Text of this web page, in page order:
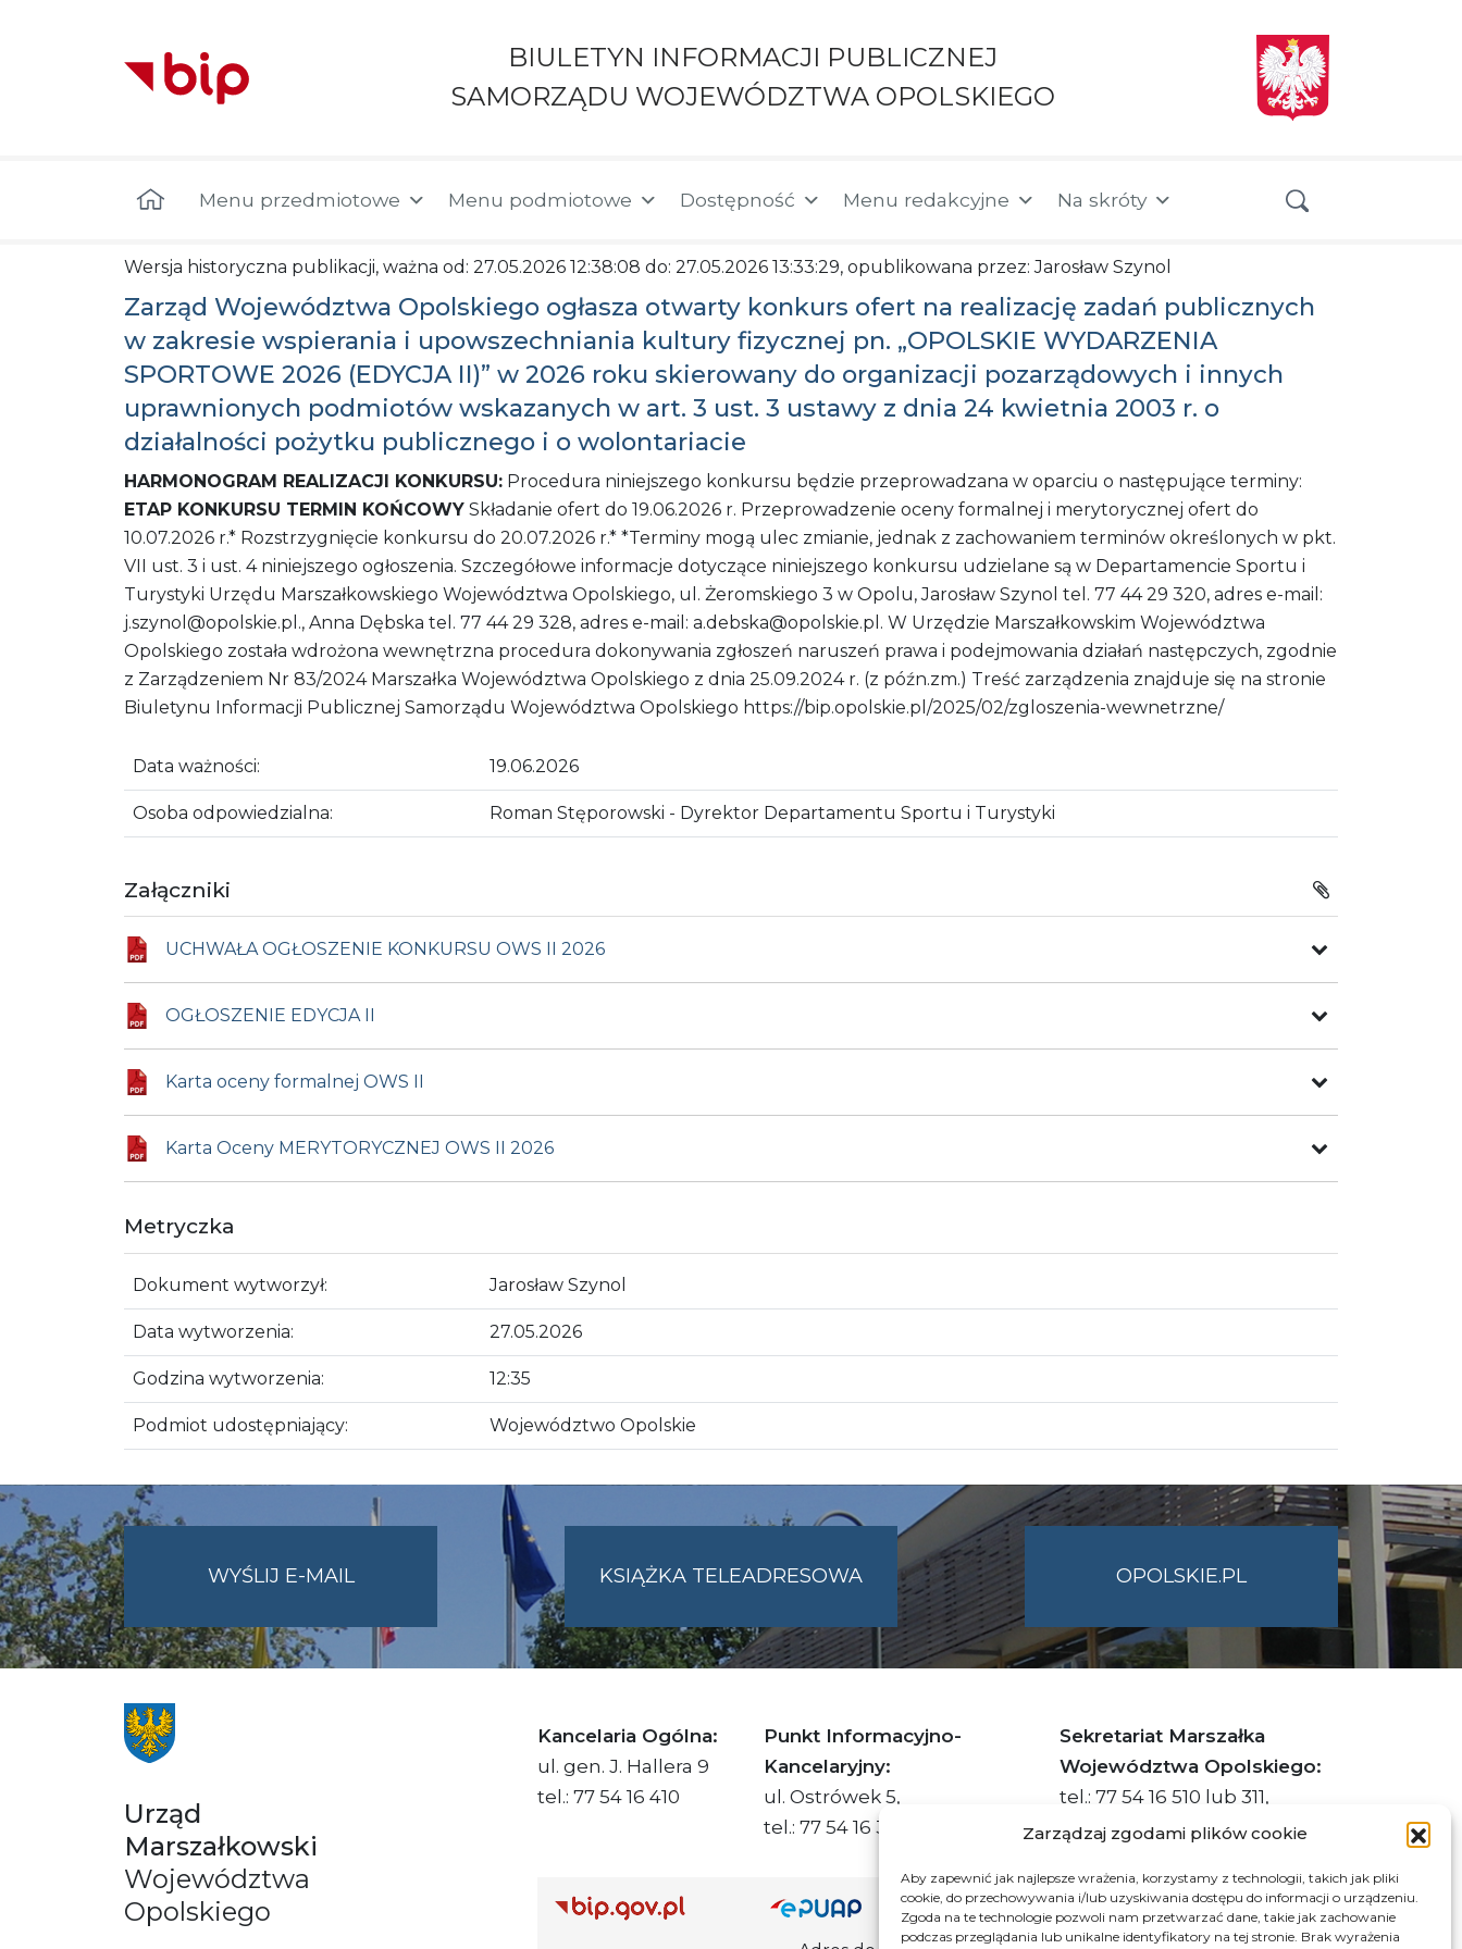
Zarządzaj zgodami plików cookie
Aby zapewnić jak najlepsze wrażenia, korzystamy z technologii, takich jak pliki
cookie, do przechowywania i/lub uzyskiwania dostępu do informacji o urządzeniu.
Zgoda na te technologie pozwoli nam przetwarzać dane, takie jak zachowanie
podczas przeglądania lub unikalne identyfikatory na tej stronie. Brak wyrażenia
BIULETYN INFORMACJI PUBLICZNEJ
SAMORZĄDU WOJEWÓDZTWA OPOLSKIEGO
Menu przedmiotowe Menu podmiotowe Dostępność Menu redakcyjne Na skróty
Wersja historyczna publikacji, ważna od: 27.05.2026 12:38:08 do: 27.05.2026 13:33:29, opublikowana przez: Jarosław Szynol
Zarząd Województwa Opolskiego ogłasza otwarty konkurs ofert na realizację zadań publicznych
w zakresie wspierania i upowszechniania kultury fizycznej pn. „OPOLSKIE WYDARZENIA
SPORTOWE 2026 (EDYCJA II)” w 2026 roku skierowany do organizacji pozarządowych i innych
uprawnionych podmiotów wskazanych w art. 3 ust. 3 ustawy z dnia 24 kwietnia 2003 r. o
działalności pożytku publicznego i o wolontariacie
HARMONOGRAM REALIZACJI KONKURSU: Procedura niniejszego konkursu będzie przeprowadzana w oparciu o następujące terminy:
ETAP KONKURSU TERMIN KOŃCOWY Składanie ofert do 19.06.2026 r. Przeprowadzenie oceny formalnej i merytorycznej ofert do
10.07.2026 r.* Rozstrzygnięcie konkursu do 20.07.2026 r.* *Terminy mogą ulec zmianie, jednak z zachowaniem terminów określonych w pkt.
VII ust. 3 i ust. 4 niniejszego ogłoszenia. Szczegółowe informacje dotyczące niniejszego konkursu udzielane są w Departamencie Sportu i
Turystyki Urzędu Marszałkowskiego Województwa Opolskiego, ul. Żeromskiego 3 w Opolu, Jarosław Szynol tel. 77 44 29 320, adres e-mail:
j.szynol@opolskie.pl., Anna Dębska tel. 77 44 29 328, adres e-mail: a.debska@opolskie.pl. W Urzędzie Marszałkowskim Województwa
Opolskiego została wdrożona wewnętrzna procedura dokonywania zgłoszeń naruszeń prawa i podejmowania działań następczych, zgodnie
z Zarządzeniem Nr 83/2024 Marszałka Województwa Opolskiego z dnia 25.09.2024 r. (z późn.zm.) Treść zarządzenia znajduje się na stronie
Biuletynu Informacji Publicznej Samorządu Województwa Opolskiego https://bip.opolskie.pl/2025/02/zgloszenia-wewnetrzne/
Data ważności: 19.06.2026
Osoba odpowiedzialna: Roman Stęporowski - Dyrektor Departamentu Sportu i Turystyki
Załączniki
UCHWAŁA OGŁOSZENIE KONKURSU OWS II 2026
OGŁOSZENIE EDYCJA II
Karta oceny formalnej OWS II
Karta Oceny MERYTORYCZNEJ OWS II 2026
Metryczka
Dokument wytworzył: Jarosław Szynol
Data wytworzenia: 27.05.2026
Godzina wytworzenia: 12:35
Podmiot udostępniający: Województwo Opolskie
WYŚLIJ E-MAILNA
UMWO@OPOLSKIE.PL
KSIĄŻKA TELEADRESOWA OPOLSKIE.PL
Urząd
Marszałkowski
Województwa
Opolskiego
Kancelaria Ogólna:
ul. gen. J. Hallera 9
tel.: 77 54 16 410
Punkt Informacyjno-
Kancelaryjny:
ul. Ostrówek 5,
tel.: 77 54 16 332
Sekretariat Marszałka
Województwa Opolskiego:
tel.: 77 54 16 510 lub 311,
faks: 77 54 16 512
Adres ePUAP Urzędu: /q877fxtk55/SkrytkaESP